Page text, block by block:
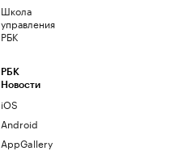
Школа
управления
РБК
РБК
Новости
iOS
Android
AppGallery